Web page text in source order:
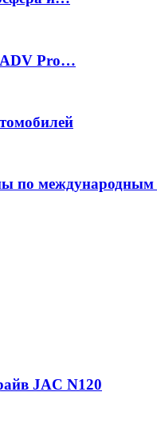
ADV Pro…
по международным
JAC N120